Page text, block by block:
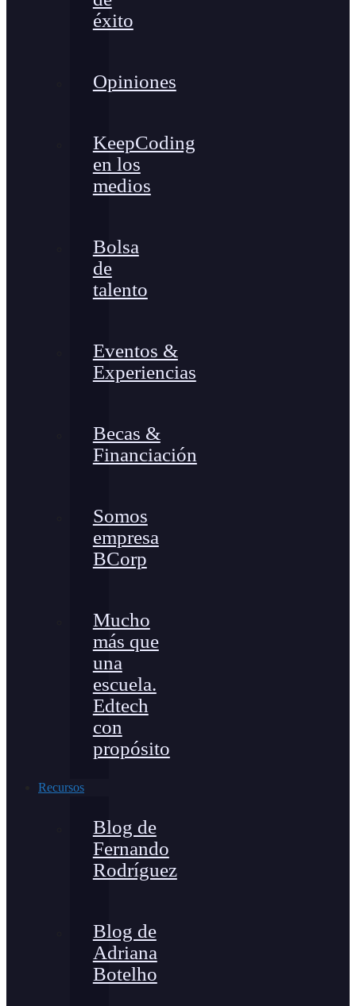
éxito
Opiniones
KeepCoding
en los
medios
Bolsa
de
talento
Eventos &
Experiencias
Becas &
Financiación
Somos
empresa
BCorp
Mucho
más que
una
escuela.
Edtech
con
propósito
Recursos
Blog de
Fernando
Rodríguez
Blog de
Adriana
Botelho